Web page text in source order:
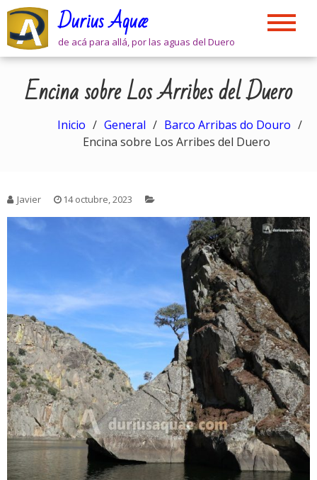
Skip
content
Durius Aquæ
de acá para allá, por las aguas del Duero
Encina sobre Los Arribes del Duero
Inicio General
Barco Arribas do Douro
Encina sobre Los Arribes del Duero
Javier 14 octubre, 2023